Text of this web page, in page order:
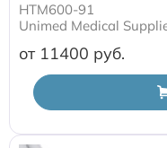
HTM600-91
Unimed Medical
от 11400
Оригинальные
Nihon Kohden
Расходные
Sentec